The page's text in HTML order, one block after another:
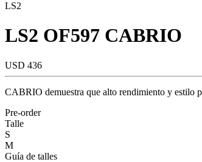
LS2
LS2 OF597 CABRIO
USD 436
CABRIO demuestra que alto rendimiento y estilo
Pre-order
Talle
S
M
Guía de talles